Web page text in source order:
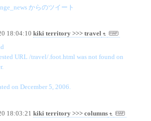
からのツイート
18:04:10 kiki territory >>> travel
URL /travel/.foot.html was not found on
on December 5, 2006.
18:03:21 kiki territory >>> columns